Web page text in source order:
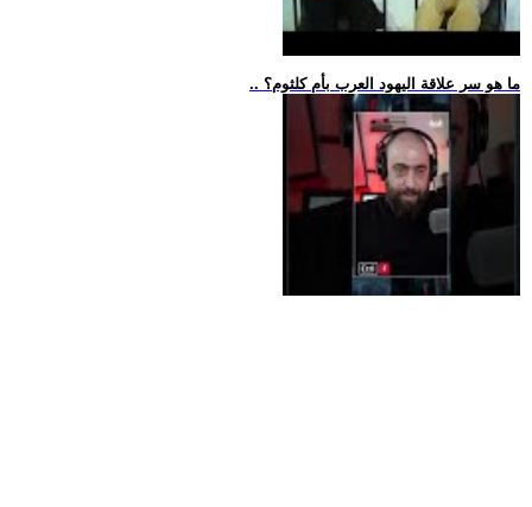
.. ما هو سر علاقة اليهود العرب بأم كلثوم؟